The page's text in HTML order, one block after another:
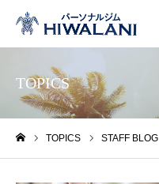
TOPICS
TOPICS STAFF BLOG